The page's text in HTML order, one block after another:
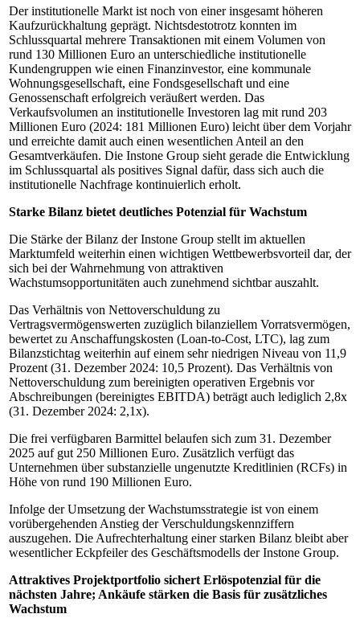
Der institutionelle Markt ist noch von einer insgesamt höheren
Kaufzurückhaltung geprägt. Nichtsdestotrotz konnten im
Schlussquartal mehrere Transaktionen mit einem Volumen von
rund 130 Millionen Euro an unterschiedliche institutionelle
Kundengruppen wie einen Finanzinvestor, eine kommunale
Wohnungsgesellschaft, eine Fondsgesellschaft und eine
Genossenschaft erfolgreich veräußert werden. Das
Verkaufsvolumen an institutionelle Investoren lag mit rund 203
Millionen Euro (2024: 181 Millionen Euro) leicht über dem Vorjahr
und erreichte damit auch einen wesentlichen Anteil an den
Gesamtverkäufen. Die Instone Group sieht gerade die Entwicklung
im Schlussquartal als positives Signal dafür, dass sich auch die
institutionelle Nachfrage kontinuierlich erholt.
Starke Bilanz bietet deutliches Potenzial für Wachstum
Die Stärke der Bilanz der Instone Group stellt im aktuellen
Marktumfeld weiterhin einen wichtigen Wettbewerbsvorteil dar, der
sich bei der Wahrnehmung von attraktiven
Wachstumsopportunitäten auch zunehmend sichtbar auszahlt.
Das Verhältnis von Nettoverschuldung zu
Vertragsvermögenswerten zuzüglich bilanziellem Vorratsvermögen,
bewertet zu Anschaffungskosten (Loan-to-Cost, LTC), lag zum
Bilanzstichtag weiterhin auf einem sehr niedrigen Niveau von 11,9
Prozent (31. Dezember 2024: 10,5 Prozent). Das Verhältnis von
Nettoverschuldung zum bereinigten operativen Ergebnis vor
Abschreibungen (bereinigtes EBITDA) beträgt auch lediglich 2,8x
(31. Dezember 2024: 2,1x).
Die frei verfügbaren Barmittel belaufen sich zum 31. Dezember
2025 auf gut 250 Millionen Euro. Zusätzlich verfügt das
Unternehmen über substanzielle ungenutzte Kreditlinien (RCFs) in
Höhe von rund 190 Millionen Euro.
Infolge der Umsetzung der Wachstumsstrategie ist von einem
vorübergehenden Anstieg der Verschuldungskennziffern
auszugehen. Die Aufrechterhaltung einer starken Bilanz bleibt aber
wesentlicher Eckpfeiler des Geschäftsmodells der Instone Group.
Attraktives Projektportfolio sichert Erlöspotenzial für die
nächsten Jahre; Ankäufe stärken die Basis für zusätzliches
Wachstum